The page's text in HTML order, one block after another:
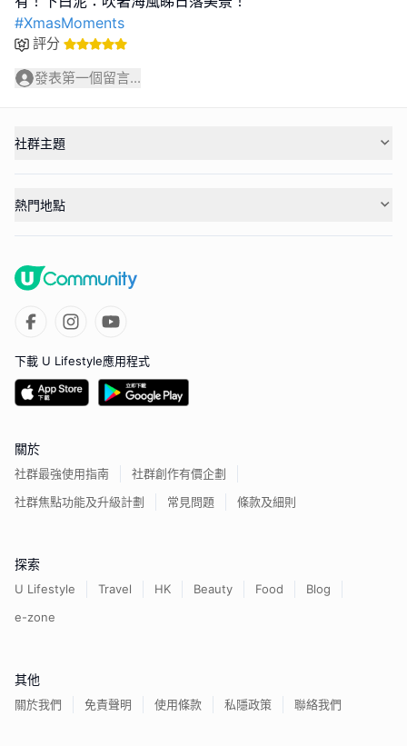
#XmasMoments
評分
發表第一個留言...
社群主題
熱門地點
下載 U Lifestyle應用程式
關於
社群最強使用指南
社群創作有價企劃
社群焦點功能及升級計劃
常見問題 條款及細則
探索
U Lifestyle Travel HK Beauty Food
Blog
e-zone
其他
關於我們 免責聲明 使用條款 私隱政策 聯絡我們